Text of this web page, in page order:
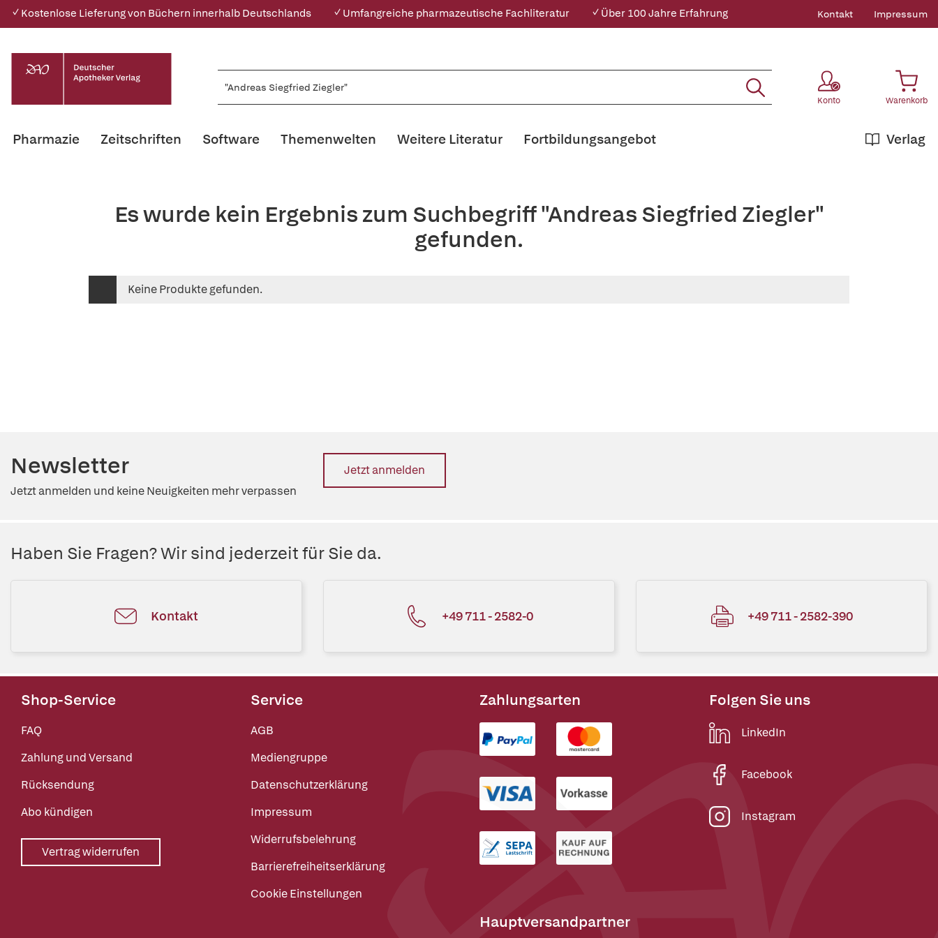
✓ Kostenlose Lieferung von Büchern innerhalb Deutschlands ✓ Umfangreiche pharmazeutische Fachliteratur ✓ Über 100 Jahre Erfahrung Kontakt Impressum
Konto Warenkorb
Pharmazie Zeitschriften Software Themenwelten Weitere Literatur Verlag
Fortbildungsangebot
Es wurde kein Ergebnis zum Suchbegriff "Andreas Siegfried Ziegler"
gefunden.
Keine Produkte gefunden.
Newsletter
Jetzt anmelden und keine Neuigkeiten mehr verpassen
Jetzt anmelden
Haben Sie Fragen? Wir sind jederzeit für Sie da.
Kontakt +49 711 - 2582-0 +49 711 - 2582-390
Shop-Service
FAQ
Zahlung und Versand
Rücksendung
Abo kündigen
Vertrag widerrufen
Service
AGB
Mediengruppe
Datenschutzerklärung
Impressum
Widerrufsbelehrung
Barrierefreiheitserklärung
Cookie Einstellungen
Zahlungsarten
Hauptversandpartner
Folgen Sie uns
LinkedIn
Facebook
Instagram